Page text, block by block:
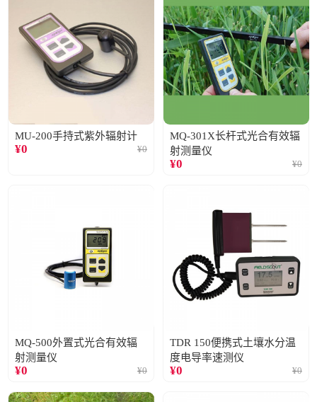
MU-200手持式紫外辐射计
¥0 ¥0
MQ-301X长杆式光合有效辐
射测量仪
¥0 ¥0
MQ-500外置式光合有效辐
射测量仪
¥0 ¥0
TDR 150便携式土壤水分温
度电导率速测仪
¥0 ¥0